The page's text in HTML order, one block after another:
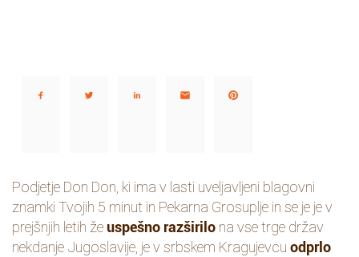
Podjetje Don Don, ki ima v lasti uveljavljeni blagovni
znamki Tvojih 5 minut in Pekarna Grosuplje in se je je v
prejšnjih letih že uspešno razširilo na vse trge držav
nekdanje Jugoslavije, je v srbskem Kragujevcu odprlo